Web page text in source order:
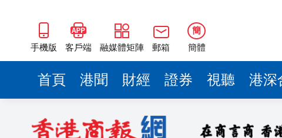
手機版 客戶端 融媒體矩陣 郵箱
簡
簡體
首頁 港聞 財經 證券 視聽 港深